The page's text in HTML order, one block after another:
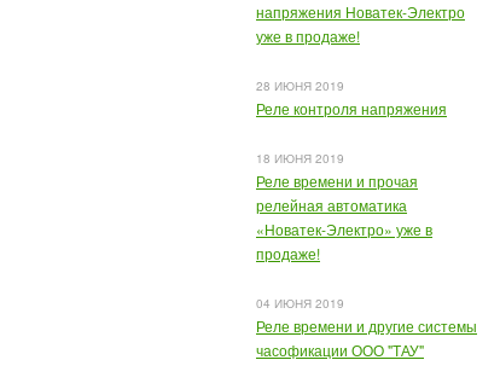
напряжения Новатек-Электро
уже в продаже!
28 ИЮНЯ 2019
Реле контроля напряжения
18 ИЮНЯ 2019
Реле времени и прочая
релейная автоматика
«Новатек-Электро» уже в
продаже!
04 ИЮНЯ 2019
Реле времени и другие системы
часофикации ООО "ТАУ"